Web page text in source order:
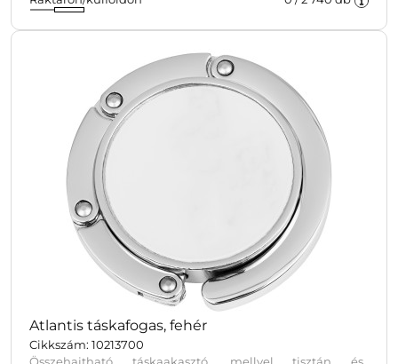
megoldás utazásokhoz és mindennapi használathoz.
Atlantis táskafogas, fehér
Cikkszám: 10213700